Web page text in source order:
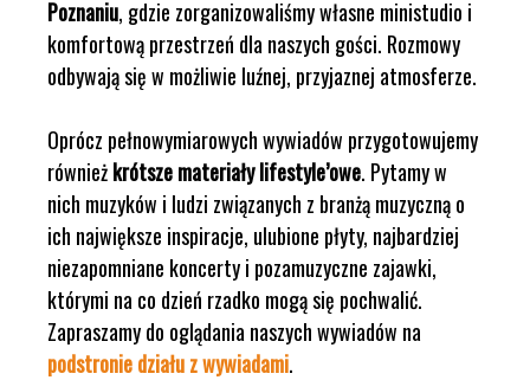
Poznaniu, gdzie zorganizowaliśmy własne ministudio i
komfortową przestrzeń dla naszych gości. Rozmowy
odbywają się w możliwie luźnej, przyjaznej atmosferze.
Oprócz pełnowymiarowych wywiadów przygotowujemy
równieżkrótsze materiały lifestyle’owe. Pytamy w
nich muzyków i ludzi związanych z branżą muzyczną o
ich największe inspiracje, ulubione płyty, najbardziej
niezapomniane koncerty i pozamuzyczne zajawki,
którymi na co dzień rzadko mogą się pochwalić.
Zapraszamy do oglądania naszych wywiadów na
podstronie działu z wywiadami.